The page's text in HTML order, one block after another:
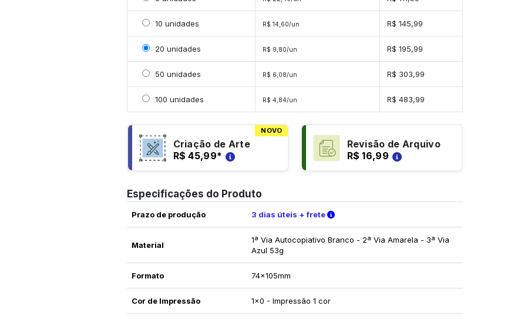
Selecionar 10 unidades
10 unidades R$ 14,60/un R$ 145,99
Selecionar 20 unidades
20 unidades R$ 9,80/un R$ 195,99
Selecionar 50 unidades
50 unidades R$ 6,08/un R$ 303,99
Selecionar 100 unidades
100 unidades R$ 4,84/un R$ 483,99
NOVO
Criação de Arte
R$ 45,99*
Revisão de Arquivo
R$ 16,99
Especificações do Produto
Prazo de produção 3 dias úteis + frete Verifique as condições de entrega
Material
1ª Via Autocopiativo Branco - 2ª Via Amarela - 3ª Via
Azul 53g
Formato 74x105mm
Cor de Impressão 1x0 - Impressão 1 cor